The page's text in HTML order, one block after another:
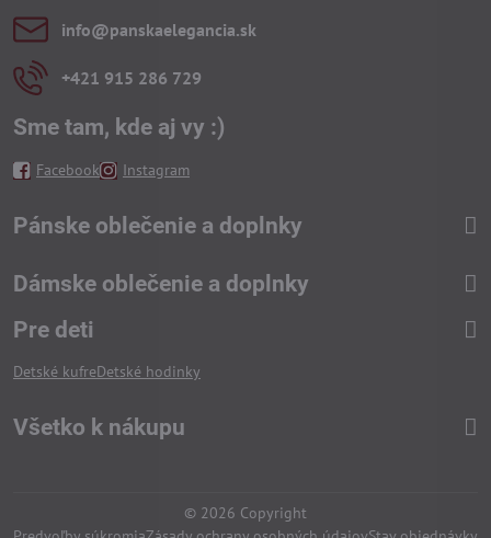
info​@panskaelegancia​.sk
+421 915 286 729
Sme tam, kde aj vy :)
Facebook Instagram
Pánske oblečenie a doplnky
Dámske oblečenie a doplnky
Pre deti
Detské kufreDetské hodinky
Všetko k nákupu
© 2026 Copyright